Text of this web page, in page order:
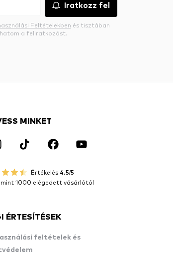
Iratkozz fel
Feltételekben és tisztában
a feliratkozást.
MINKET
Értékelés 4.5/5
1000 elégedett vásárlótól
ÉRTESÍTÉSEK
feltételek és